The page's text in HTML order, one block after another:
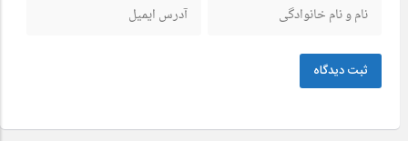
ثبت دیدگاه